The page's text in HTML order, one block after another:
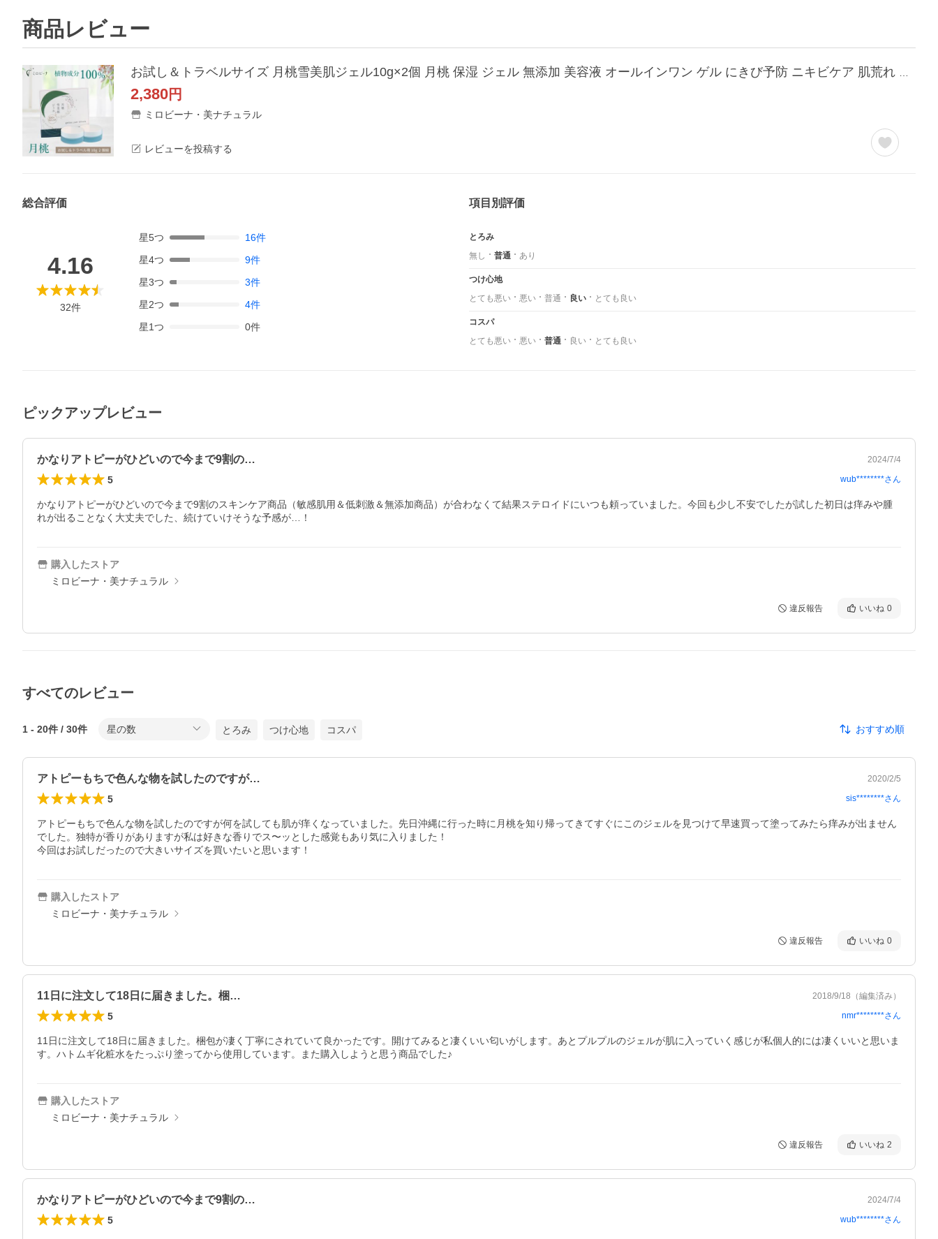
商品レビュー
2,380円
ミロビーナ・美ナチュラル
レビューを投稿する
総合評価
4.16
32件
星5つ 16件
星4つ 9件
星3つ 3件
星2つ 4件
星1つ 0件
項目別評価
とろみ
無し
普通 あり
つけ心地
とても悪い
悪い 普通 良い とても良い
コスパ
とても悪い
悪い 普通 良い とても良い
ピックアップレビュー
かなりアトピーがひどいので今まで9割の… 2024/7/4
5 wub********さん
かなりアトピーがひどいので今まで9割のスキンケア商品（敏感肌用＆低刺激＆無添加商品）が合わなくて結果ステロイドにいつも頼っていました。今回も少し不安でしたが試した初日は痒みや腫
れが出ることなく大丈夫でした、続けていけそうな予感が…！
購入したストア
ミロビーナ・美ナチュラル
違反報告 いいね 0
すべてのレビュー
1 - 20件 / 30件 星の数 とろみ つけ心地 コスパ おすすめ順
アトピーもちで色んな物を試したのですが… 2020/2/5
5 sis********さん
アトピーもちで色んな物を試したのですが何を試しても肌が痒くなっていました。先日沖縄に行った時に月桃を知り帰ってきてすぐにこのジェルを見つけて早速買って塗ってみたら痒みが出ません
でした。独特が香りがありますが私は好きな香りでス〜ッとした感覚もあり気に入りました！
今回はお試しだったので大きいサイズを買いたいと思います！
購入したストア
ミロビーナ・美ナチュラル
違反報告 いいね 0
11日に注文して18日に届きました。梱… 2018/9/18 （編集済み）
5 nmr********さん
11日に注文して18日に届きました。梱包が凄く丁寧にされていて良かったです。開けてみると凄くいい匂いがします。あとプルプルのジェルが肌に入っていく感じが私個人的には凄くいいと思いま
す。ハトムギ化粧水をたっぷり塗ってから使用しています。また購入しようと思う商品でした♪
購入したストア
ミロビーナ・美ナチュラル
違反報告 いいね 2
かなりアトピーがひどいので今まで9割の… 2024/7/4
5 wub********さん